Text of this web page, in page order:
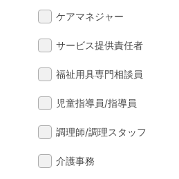
ケアマネジャー
サービス提供責任者
福祉用具専門相談員
児童指導員/指導員
調理師/調理スタッフ
介護事務